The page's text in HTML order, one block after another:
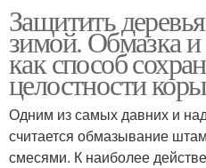
Защитить
зимой. Обмазка
как способ
целостности коры
Одним из самых давних и
считается обмазывание
смесями. К наиболее